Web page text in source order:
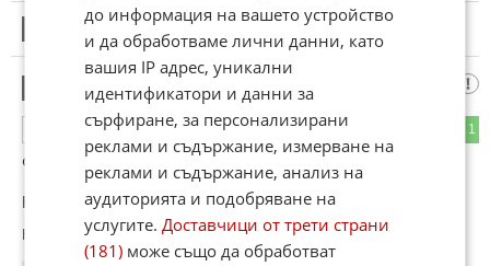
Този коментар е премахнат от модератор.
Феодалното Робство !
1
ОТГОВОР
Феодалното Робство !
На Капитализма !
Коментиран от #5
до информация на вашето устройство
и да обработваме лични данни, като
вашия IP адрес, уникални
идентификатори и данни за
сърфиране, за персонализирани
реклами и съдържание, измерване на
реклами и съдържание, анализ на
аудиторията и подобряване на
услугите.Доставчици от трети страни
(181) може също да обработват